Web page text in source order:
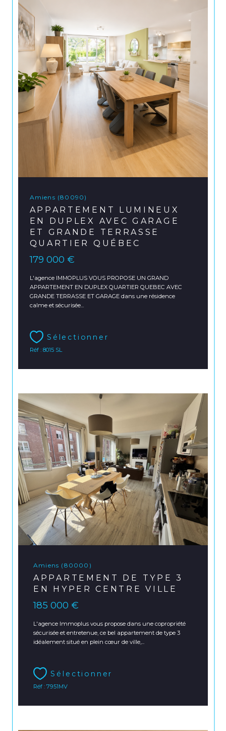
Amiens (80090)
APPARTEMENT LUMINEUX
EN DUPLEX AVEC GARAGE
ET GRANDE TERRASSE
QUARTIER QUÉBEC
179 000 €
L'agence IMMOPLUS VOUS PROPOSE UN GRAND
APPARTEMENT EN DUPLEX QUARTIER QUEBEC AVEC
GRANDE TERRASSE ET GARAGE dans une résidence
calme et sécurisée...
Sélectionner
Réf : 8015 SL
Amiens (80000)
APPARTEMENT DE TYPE 3
EN HYPER CENTRE VILLE
185 000 €
L'agence Immoplus vous propose dans une copropriété
sécurisée et entretenue, ce bel appartement de type 3
idéalement situé en plein cœur de ville,...
Sélectionner
Réf : 7951MV